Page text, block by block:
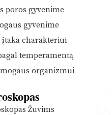
poros gyvenime
gyvenime
charakteriui
temperamentą
organizmui
Žuvims